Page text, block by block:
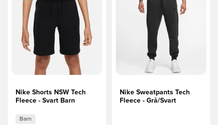
Nike Shorts NSW Tech
Fleece - Svart Barn
Barn
Nike Sweatpants Tech
Fleece - Grå/Svart